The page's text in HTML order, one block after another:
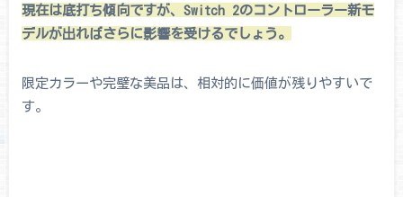
現在は底打ち傾向ですが、Switch 2のコントローラー新モ
デルが出ればさらに影響を受けるでしょう。
限定カラーや完璧な美品は、相対的に価値が残りやすいで
す。